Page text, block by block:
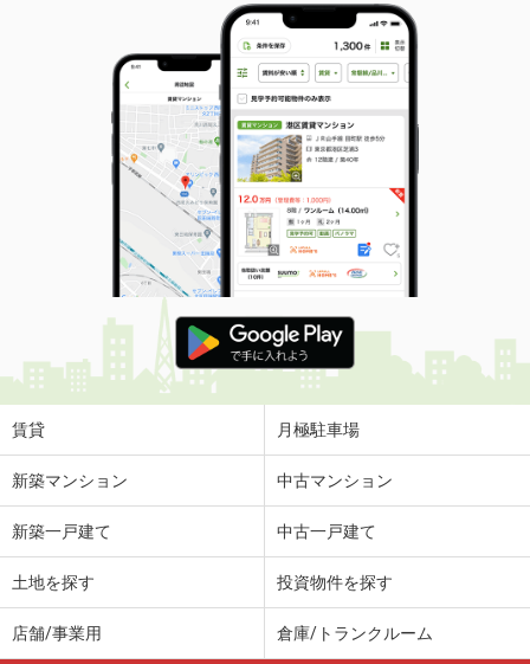
宮城県仙台市青葉区滝道
23.61m²
間取り
1K
宮城県塩竈市玉川１
価 格
5.60万円
住 所
宮城県塩竈市玉川１
専有面積 23.6m²
間取り
1K
宮城県仙台市宮城野区岩切字観音前
価 格
5.65万円
住 所
宮城県仙台市宮城野区岩切字観音前
専有面積
宮城県仙台市宮城野区五輪１
7.35万円
宮城県仙台市青葉区上杉１
賃貸 月極駐車場
新築マンション 中古マンション
新築一戸建て 中古一戸建て
土地を探す 投資物件を探す
店舗/事業用 倉庫/トランクルーム